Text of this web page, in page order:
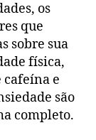
os
que
sobre sua
física,
cafeína e
são
completo.